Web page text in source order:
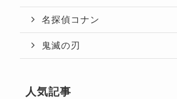
名探偵コナン
鬼滅の刃
人気記事